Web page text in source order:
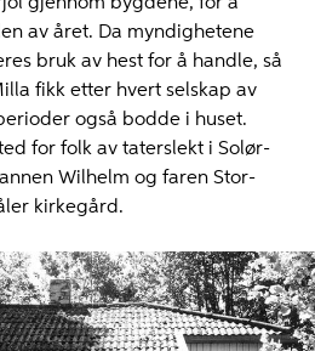
av året. Da myndighetene
bruk av hest for å handle, så
fikk etter hvert selskap av
også bodde i huset.
for folk av taterslekt i Solør-
Wilhelm og faren Stor-
kirkegård.